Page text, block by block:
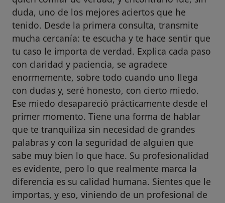
duda, uno de los mejores aciertos que he
tenido. Desde la primera consulta, transmite
mucha cercanía: te escucha y te hace sentir que
tu caso le importa de verdad. Explica cada paso
con claridad y paciencia, se agradece
enormemente, sobre todo cuando uno llega
con dudas y, seré honesto, con cierto miedo.
Ese miedo desapareció prácticamente desde el
primer momento. Tiene una forma de hablar
que te tranquiliza sin necesidad de grandes
palabras y con la seguridad de alguien que
sabe muy bien lo que hace. Su profesionalidad
es evidente, pero lo que realmente marca la
diferencia es su calidad humana. Sientes que le
importas, y eso, viniendo de un profesional de